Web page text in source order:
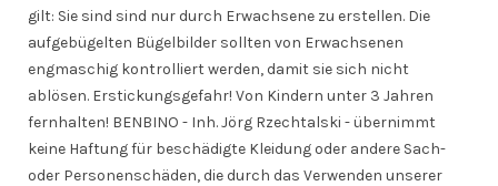
gilt: Sie sind sind nur durch Erwachsene zu erstellen. Die
aufgebügelten Bügelbilder sollten von Erwachsenen
engmaschig kontrolliert werden, damit sie sich nicht
ablösen. Erstickungsgefahr! Von Kindern unter 3 Jahren
fernhalten! BENBINO - Inh. Jörg Rzechtalski - übernimmt
keine Haftung für beschädigte Kleidung oder andere Sach-
oder Personenschäden, die durch das Verwenden unserer